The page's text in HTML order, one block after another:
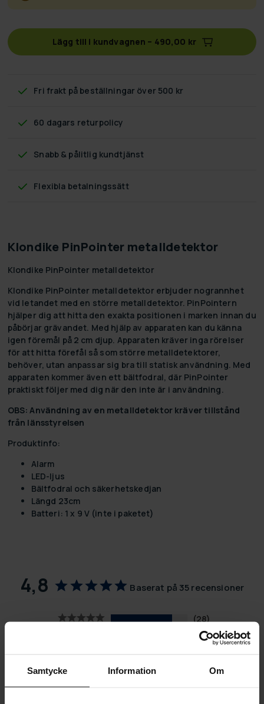
Samtycke Information Om
Lägg till i kundvagnen – 490,00 kr
Fri frakt på beställningar över 500 kr
60 dagars returpolicy
Snabb & pålitlig kundtjänst
Flexibla betalningssätt
Klondike PinPointer metalldetektor
Klondike PinPointer metalldetektor
Klondike PinPointer metalldetektor erbjuder nogrannhet
vid letandet med en större metalldetektor. PinPointern
hjälper dig att hitta den exakta positionen i marken innan du
påbörjar grävandet. Med hjälp av apparaten kan du känna
igen föremål på 2 cm djup. Apparaten kräver inga rörelser
för att hitta förefål så som större metalldetektorer,
behöver, utan anpassar sig bra till statisk användning. Med
apparaten kommer även ett bältfodral, där PinPointer
praktiskt följer med dig när den inte är i användning.
OBS: Användning av en metalldetektor kräver tillstånd
från länsstyrelsen
Produktinfo:
Alarm
LED-ljus
Bältfodral och säkerhetskedjan
Längd 23cm
Batteri: 1 x 9 V (inte i paketet)
4,8 Baserat på 35 recensioner
28
7